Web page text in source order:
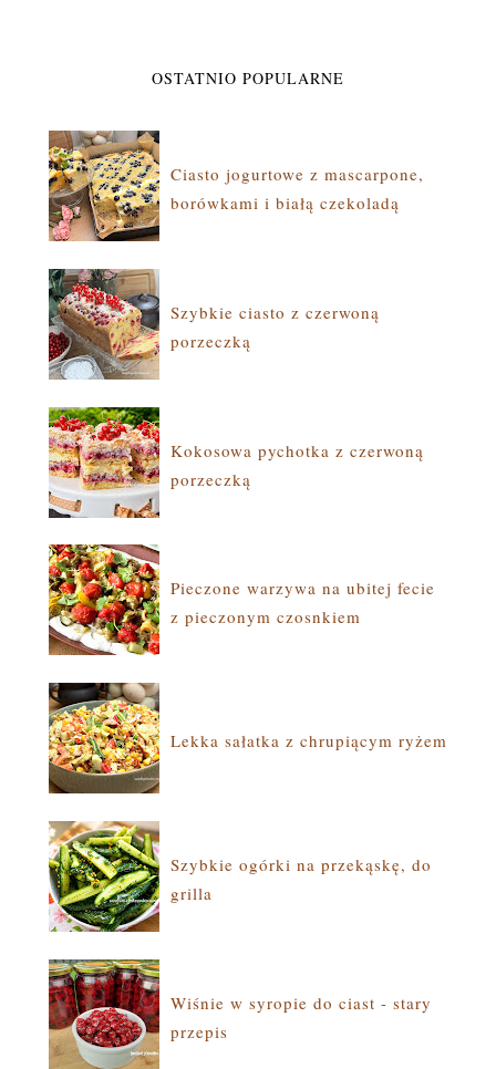
OSTATNIO POPULARNE
Ciasto jogurtowe z mascarpone,
borówkami i białą czekoladą
Szybkie ciasto z czerwoną
porzeczką
Kokosowa pychotka z czerwoną
porzeczką
Pieczone warzywa na ubitej fecie
z pieczonym czosnkiem
Lekka sałatka z chrupiącym ryżem
Szybkie ogórki na przekąskę, do
grilla
Wiśnie w syropie do ciast - stary
przepis